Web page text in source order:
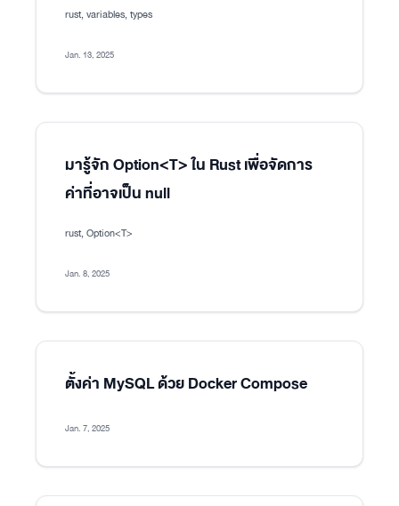
rust, variables, types
Jan. 13, 2025
มารู้จัก Option<T> ใน Rust เพื่อจัดการ
ค่าที่อาจเป็น null
rust, Option<T>
Jan. 8, 2025
ตั้งค่า MySQL ด้วย Docker Compose
Jan. 7, 2025